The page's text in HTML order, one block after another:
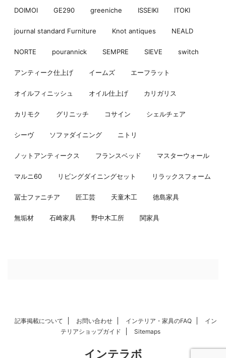
DOIMOI GE290 greeniche ISSEIKI ITOKI
journal standard Furniture Knot antiques NEALD
NORTE pourannick SEMPRE SIEVE switch
アンティーク仕上げ イームズ エーフラット
オイルフィニッシュ オイル仕上げ カリガリス
カリモク グリニッチ コサイン シェルチェア
シーヴ ソファダイニング ニトリ
ノットアンティークス フランスベッド マスターウォール
マルニ60 リビングダイニングセット リラックスフォーム
冨士ファニチア 匠工芸 天童木工 徳島家具
無垢材 石崎家具 野中木工所 関家具
記事掲載について お問い合わせ インテリア・家具のFAQ
イン
テリアショップガイド
Sitemaps
インテラボ